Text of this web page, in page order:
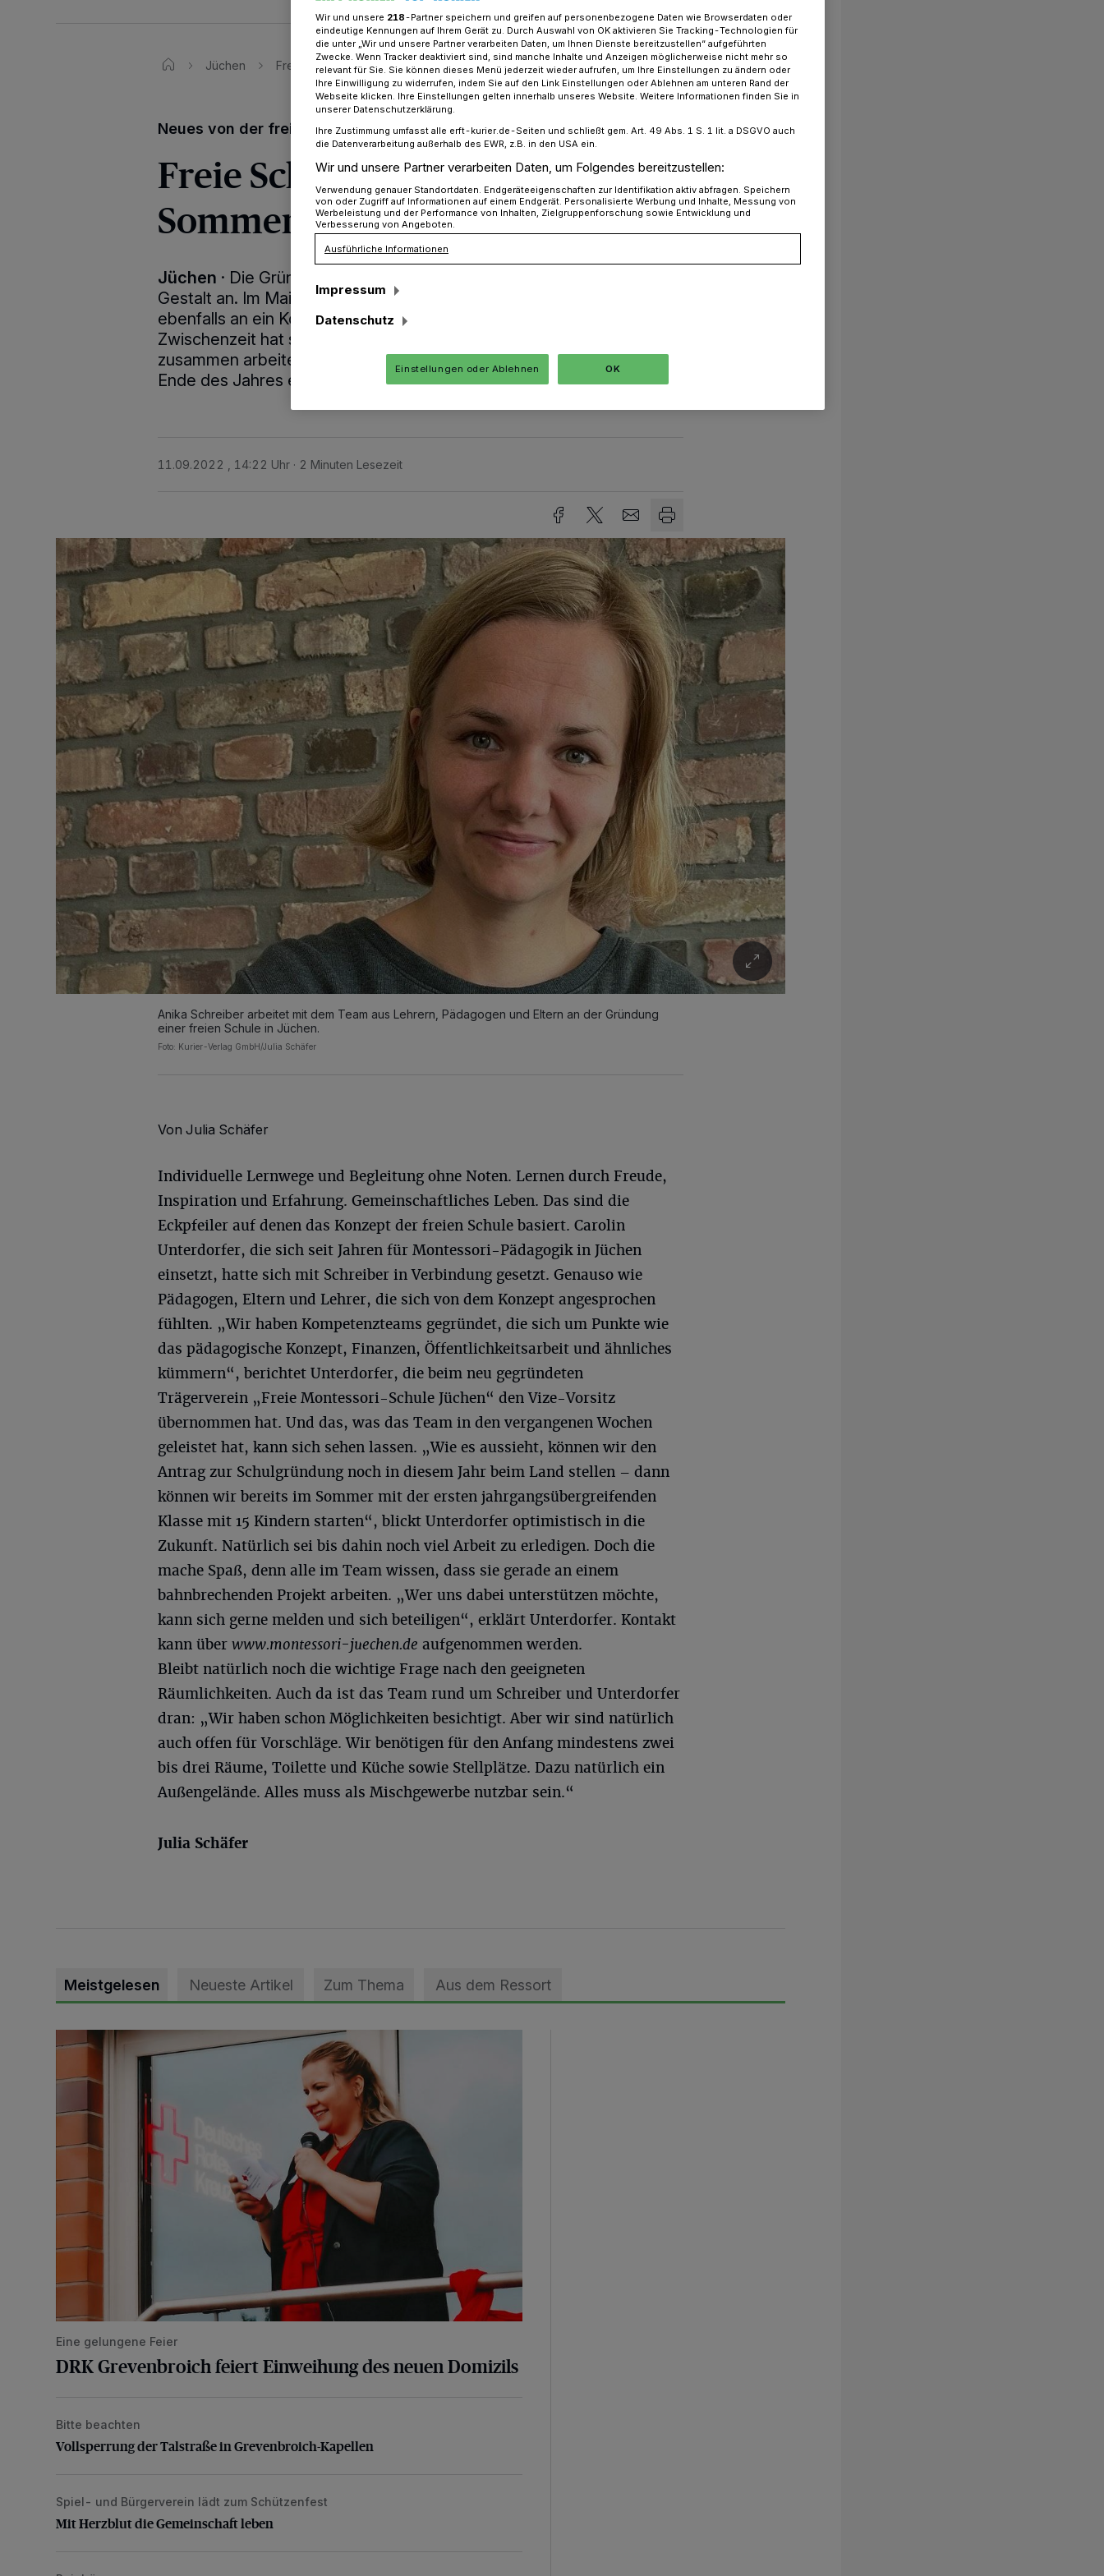
Jüchen Freie Schule Jüchen arbeitet für schnellen Start
Neues von der freien Schule Jüchen
Freie Schule könnte schon im
Sommer 2023 starten
Jüchen · Die Gründung einer freien Grundschule in Jüchen nimmt
Gestalt an. Im Mai hatte Anika Schreiber Menschen gesucht, die
ebenfalls an ein Konzept des freien Lernens glauben. In der
Zwischenzeit hat sich ein Team zusammen gefunden, dass so gut
zusammen arbeitet, dass der Antrag zur Gründung der Schule noch
Ende des Jahres eingereicht werden kann.
11.09.2022 , 14:22 Uhr 2 Minuten Lesezeit
Anika Schreiber arbeitet mit dem Team aus Lehrern, Pädagogen und Eltern an der Gründung
einer freien Schule in Jüchen.
Foto: Kurier-Verlag GmbH/Julia Schäfer
Von Julia Schäfer
Individuelle Lernwege und Begleitung ohne Noten. Lernen durch Freude,
Inspiration und Erfahrung. Gemeinschaftliches Leben. Das sind die
Eckpfeiler auf denen das Konzept der freien Schule basiert. Carolin
Unterdorfer, die sich seit Jahren für Montessori-Pädagogik in Jüchen
einsetzt, hatte sich mit Schreiber in Verbindung gesetzt. Genauso wie
Pädagogen, Eltern und Lehrer, die sich von dem Konzept angesprochen
fühlten. „Wir haben Kompetenzteams gegründet, die sich um Punkte wie
das pädagogische Konzept, Finanzen, Öffentlichkeitsarbeit und ähnliches
kümmern“, berichtet Unterdorfer, die beim neu gegründeten
Trägerverein „Freie Montessori-Schule Jüchen“ den Vize-Vorsitz
übernommen hat. Und das, was das Team in den vergangenen Wochen
geleistet hat, kann sich sehen lassen. „Wie es aussieht, können wir den
Antrag zur Schulgründung noch in diesem Jahr beim Land stellen – dann
können wir bereits im Sommer mit der ersten jahrgangsübergreifenden
Klasse mit 15 Kindern starten“, blickt Unterdorfer optimistisch in die
Zukunft. Natürlich sei bis dahin noch viel Arbeit zu erledigen. Doch die
mache Spaß, denn alle im Team wissen, dass sie gerade an einem
bahnbrechenden Projekt arbeiten. „Wer uns dabei unterstützen möchte,
kann sich gerne melden und sich beteiligen“, erklärt Unterdorfer. Kontakt
kann über www.montessori-juechen.de aufgenommen werden.
Bleibt natürlich noch die wichtige Frage nach den geeigneten
Räumlichkeiten. Auch da ist das Team rund um Schreiber und Unterdorfer
dran: „Wir haben schon Möglichkeiten besichtigt. Aber wir sind natürlich
auch offen für Vorschläge. Wir benötigen für den Anfang mindestens zwei
bis drei Räume, Toilette und Küche sowie Stellplätze. Dazu natürlich ein
Außengelände. Alles muss als Mischgewerbe nutzbar sein.“
Julia Schäfer
Meistgelesen Neueste Artikel Zum Thema Aus dem Ressort
DRK Grevenbroich feiert Einweihung des neuen Domizils
Eine gelungene Feier
DRK Grevenbroich feiert Einweihung des neuen Domizils
Vollsperrung der Talstraße in Grevenbroich-Kapellen
Bitte beachten
Vollsperrung der Talstraße in Grevenbroich-Kapellen
Mit Herzblut die Gemeinschaft leben
Spiel- und Bürgerverein lädt zum Schützenfest
Mit Herzblut die Gemeinschaft leben
Wir und unsere 218-Partner speichern und greifen auf personenbezogene Daten wie Browserdaten oder
eindeutige Kennungen auf Ihrem Gerät zu. Durch Auswahl von OK aktivieren Sie Tracking-Technologien für
die unter „Wir und unsere Partner verarbeiten Daten, um Ihnen Dienste bereitzustellen“ aufgeführten
Zwecke. Wenn Tracker deaktiviert sind, sind manche Inhalte und Anzeigen möglicherweise nicht mehr so
relevant für Sie. Sie können dieses Menü jederzeit wieder aufrufen, um Ihre Einstellungen zu ändern oder
Ihre Einwilligung zu widerrufen, indem Sie auf den Link Einstellungen oder Ablehnen am unteren Rand der
Webseite klicken. Ihre Einstellungen gelten innerhalb unseres Website. Weitere Informationen finden Sie in
unserer Datenschutzerklärung.
Ihre Zustimmung umfasst alle erft-kurier.de-Seiten und schließt gem. Art. 49 Abs. 1 S. 1 lit. a DSGVO auch
die Datenverarbeitung außerhalb des EWR, z.B. in den USA ein.
Wir und unsere Partner verarbeiten Daten, um Folgendes bereitzustellen:
Verwendung genauer Standortdaten. Endgeräteeigenschaften zur Identifikation aktiv abfragen. Speichern
von oder Zugriff auf Informationen auf einem Endgerät. Personalisierte Werbung und Inhalte, Messung von
Werbeleistung und der Performance von Inhalten, Zielgruppenforschung sowie Entwicklung und
Verbesserung von Angeboten.
Ausführliche Informationen
Impressum
Datenschutz
Einstellungen oder Ablehnen OK